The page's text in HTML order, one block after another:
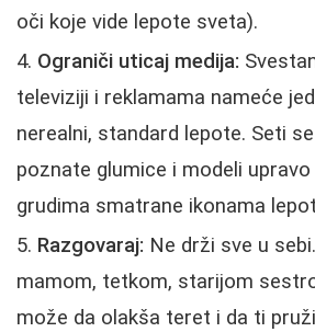
oči koje vide lepote sveta).
Ograniči uticaj medija:
televiziji i reklamama nameće
nerealni, standard lepote. Seti
poznate glumice i modeli
grudima smatrane ikonama
Razgovaraj: Ne drži sve u
mamom, tetkom, starijom
može da olakša teret i da ti